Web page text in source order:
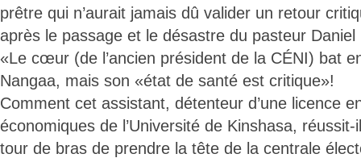
prêtre qui n’aurait jamais dû valider un retour
après le passage et le désastre du pasteur
«Le cœur (de l’ancien président de la CÉNI) bat
Nangaa, mais son «état de santé est critique»!
Comment cet assistant, détenteur d’une licence
économiques de l’Université de Kinshasa,
tour de bras de prendre la tête de la centrale